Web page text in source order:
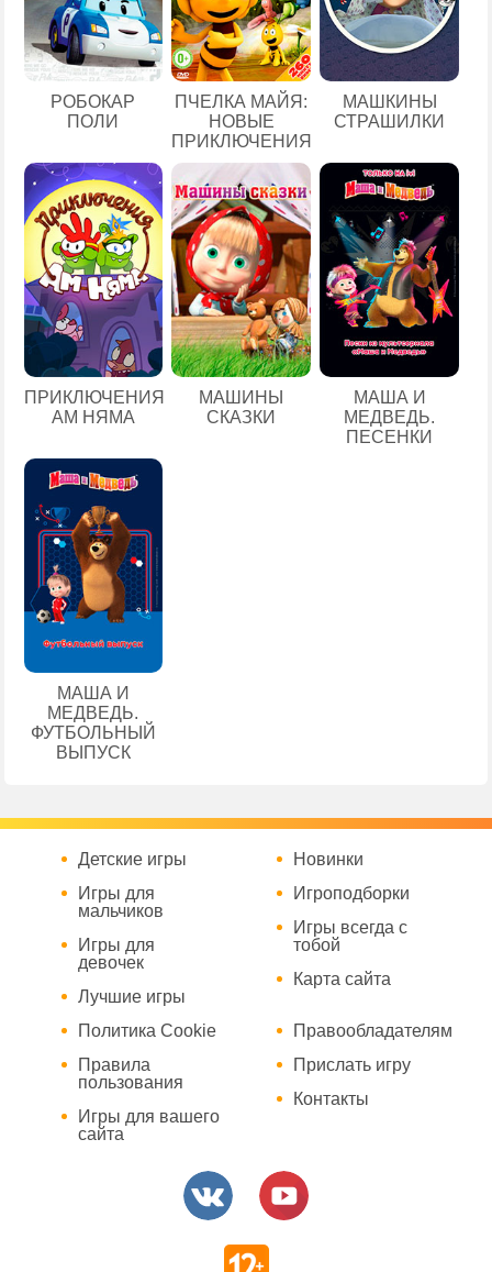
РОБОКАР
ПОЛИ
ПЧЕЛКА МАЙЯ:
НОВЫЕ
ПРИКЛЮЧЕНИЯ
МАШКИНЫ
СТРАШИЛКИ
ПРИКЛЮЧЕНИЯ
АМ НЯМА
МАШИНЫ
СКАЗКИ
МАША И
МЕДВЕДЬ.
ПЕСЕНКИ
МАША И
МЕДВЕДЬ.
ФУТБОЛЬНЫЙ
ВЫПУСК
Детские игры
Игры для
мальчиков
Игры для
девочек
Лучшие игры
Новинки
Игроподборки
Игры всегда с
тобой
Карта сайта
Политика Cookie
Правила
пользования
Игры для вашего
сайта
Правообладателям
Прислать игру
Контакты